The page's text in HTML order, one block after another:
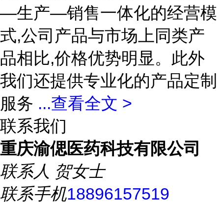
—生产—销售一体化的经营模
式,公司产品与市场上同类产
品相比,价格优势明显。此外
我们还提供专业化的产品定制
服务 ...查看全文 >
联系我们
重庆渝偲医药科技有限公司
联系人 贺女士
联系手机18896157519